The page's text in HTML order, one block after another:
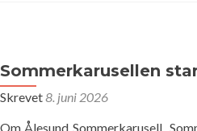
Sommerkarusellen
Skrevet8. juni 2026
Om Ålesund Sommerkarusell